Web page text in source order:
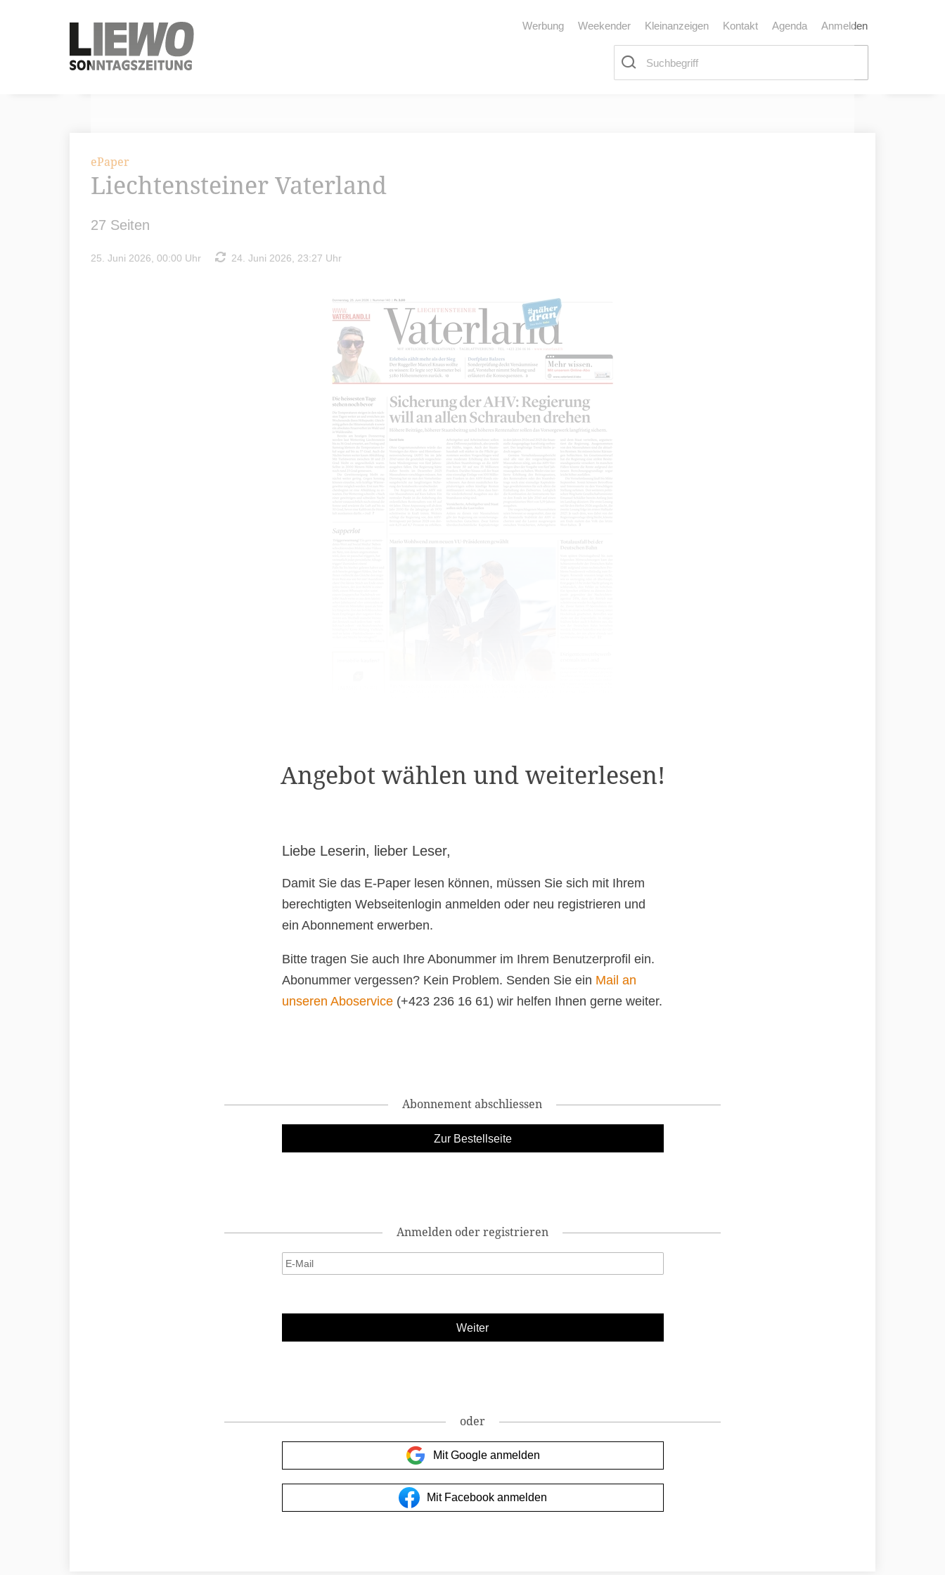
Anmelden
Werbung Weekender Kleinanzeigen Kontakt Agenda
ePaper
Liechtensteiner Vaterland
27 Seiten
25. Juni 2026, 00:00 Uhr 24. Juni 2026, 23:27 Uhr
Angebot wählen und weiterlesen!
Liebe Leserin, lieber Leser,
Damit Sie das E-Paper lesen können, müssen Sie sich mit Ihrem
berechtigten Webseitenlogin anmelden oder neu registrieren und
ein Abonnement erwerben.
Bitte tragen Sie auch Ihre Abonummer im Ihrem Benutzerprofil ein.
Abonummer vergessen? Kein Problem. Senden Sie ein Mail an
unseren Aboservice(+423 236 16 61) wir helfen Ihnen gerne weiter.
Abonnement abschliessen
Anmelden oder registrieren
oder
Mit Google anmelden
Mit Facebook anmelden